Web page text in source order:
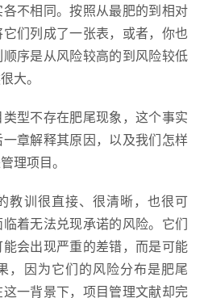
不相同。按照从最肥的到相对
们列成了一张表，或者，你也
序是从风险较高的到风险较低
大。
型不存在肥尾现象，这个事实
章解释其原因，以及我们怎样
理项目。
教训很直接、很清晰，也很可
着无法兑现承诺的风险。它们
会出现严重的差错，而是可能
，因为它们的风险分布是肥尾
一背景下，项目管理文献却完